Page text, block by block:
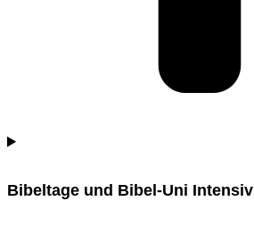
Bibeltage und Bibel-Uni Intensiv